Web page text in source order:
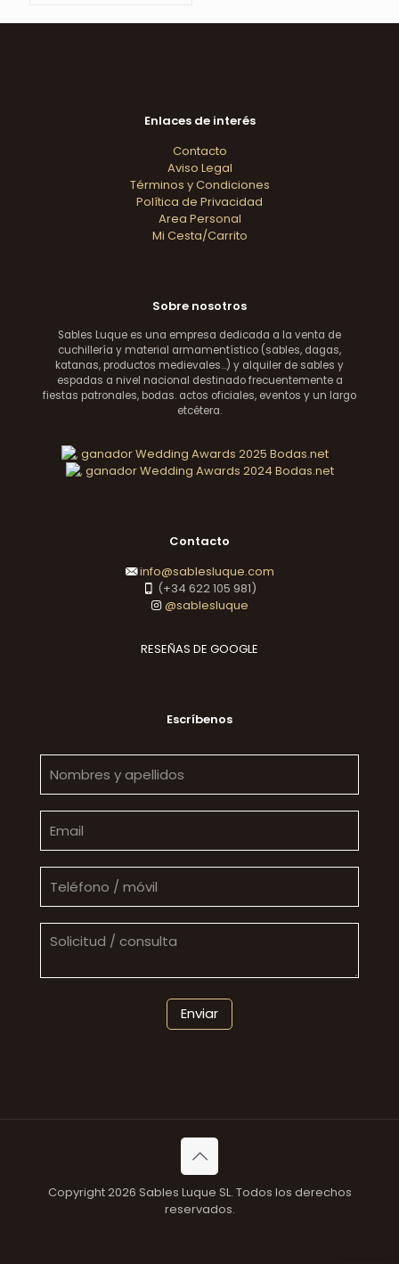
Enlaces de interés
Contacto
Aviso Legal
Términos y Condiciones
Política de Privacidad
Area Personal
Mi Cesta/Carrito
Sobre nosotros
Sables Luque es una empresa dedicada a la venta de
cuchillería y material armamentístico (sables, dagas,
katanas, productos medievales...) y alquiler de sables y
espadas a nivel nacional destinado frecuentemente a
fiestas patronales, bodas. actos oficiales, eventos y un largo
etcétera.
Contacto
info@sablesluque.com
(+34 622 105 981)
@sablesluque
RESEÑAS DE GOOGLE
Escríbenos
Copyright 2026 Sables Luque SL. Todos los derechos
reservados.